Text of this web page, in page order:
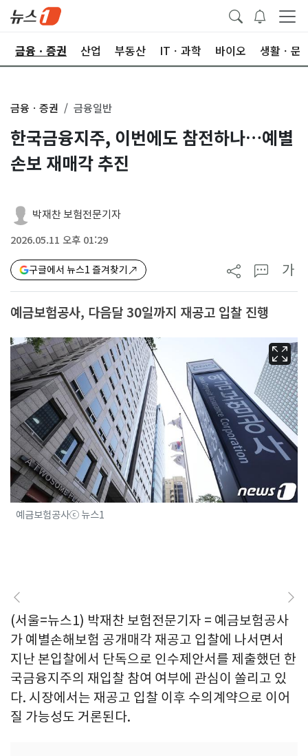
금융ㆍ증권 산업 부동산 ITㆍ과학 바이오 생활ㆍ문
금융ㆍ증권 금융일반
한국금융지주, 이번에도 참전하나…예별
손보 재매각 추진
박재찬 보험전문기자
2026.05.11 오후 01:29
구글에서 뉴스1 즐겨찾기 가
예금보험공사, 다음달 30일까지 재공고 입찰 진행
예금보험공사ⓒ 뉴스1
(서울=뉴스1) 박재찬 보험전문기자 = 예금보험공사
가 예별손해보험 공개매각 재공고 입찰에 나서면서
지난 본입찰에서 단독으로 인수제안서를 제출했던 한
국금융지주의 재입찰 참여 여부에 관심이 쏠리고 있
다. 시장에서는 재공고 입찰 이후 수의계약으로 이어
질 가능성도 거론된다.